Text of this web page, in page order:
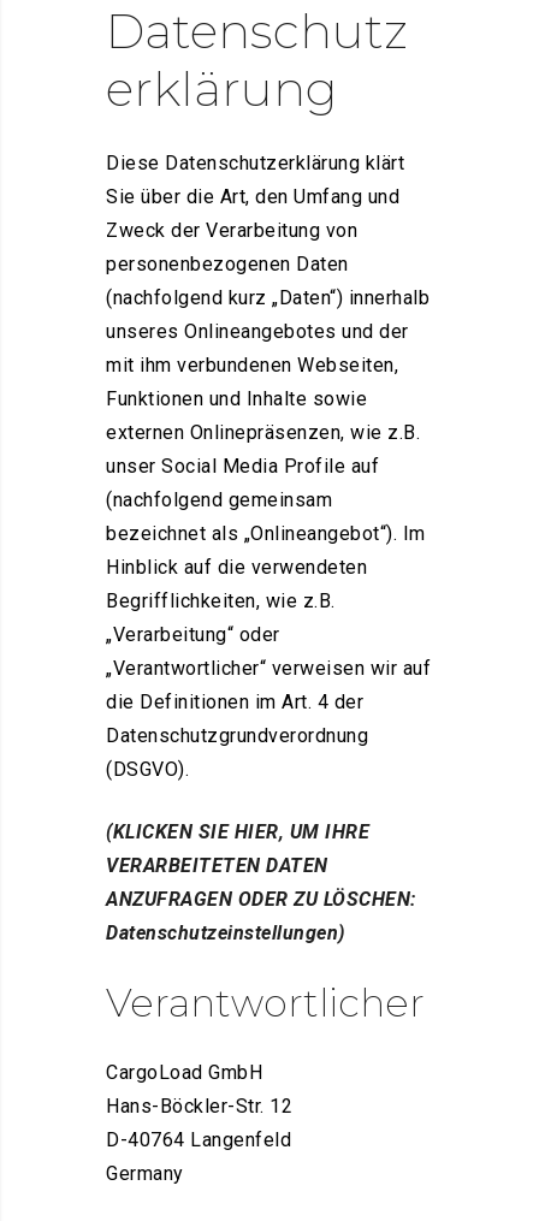
Datenschutz
erklärung
Diese Datenschutzerklärung klärt
Sie über die Art, den Umfang und
Zweck der Verarbeitung von
personenbezogenen Daten
(nachfolgend kurz „Daten“) innerhalb
unseres Onlineangebotes und der
mit ihm verbundenen Webseiten,
Funktionen und Inhalte sowie
externen Onlinepräsenzen, wie z.B.
unser Social Media Profile auf
(nachfolgend gemeinsam
bezeichnet als „Onlineangebot“). Im
Hinblick auf die verwendeten
Begrifflichkeiten, wie z.B.
„Verarbeitung“ oder
„Verantwortlicher“ verweisen wir auf
die Definitionen im Art. 4 der
Datenschutzgrundverordnung
(DSGVO).
(KLICKEN SIE HIER, UM IHRE
VERARBEITETEN DATEN
ANZUFRAGEN ODER ZU LÖSCHEN:
Datenschutzeinstellungen)
Verantwortlicher
CargoLoad GmbH
Hans-Böckler-Str. 12
D-40764 Langenfeld
Germany